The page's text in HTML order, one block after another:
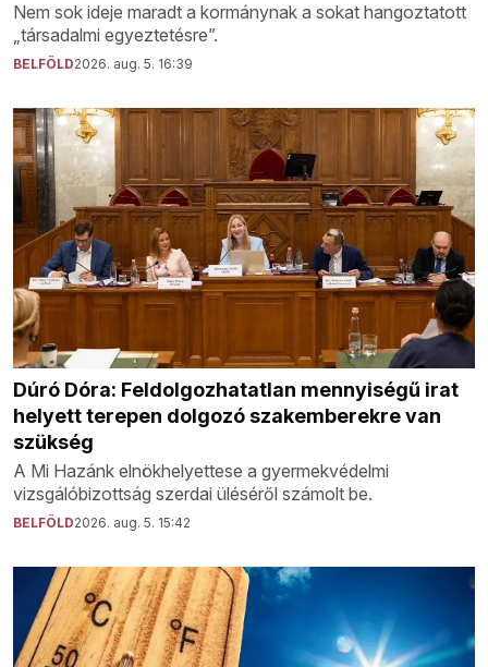
Nem sok ideje maradt a kormánynak a sokat hangoztatott
„társadalmi egyeztetésre”.
BELFÖLD2026. aug. 5. 16:39
Dúró Dóra: Feldolgozhatatlan mennyiségű irat
helyett terepen dolgozó szakemberekre van
szükség
A Mi Hazánk elnökhelyettese a gyermekvédelmi
vizsgálóbizottság szerdai üléséről számolt be.
BELFÖLD2026. aug. 5. 15:42